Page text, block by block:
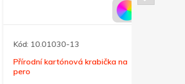
Kód:10.01030-13
Přírodní kartónová krabička na
pero